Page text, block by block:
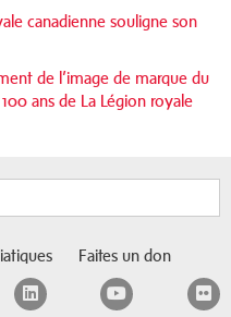
canadienne souligne son
de l’image de marque du
ans de La Légion royale
Faites un don
LinkedInYouTube